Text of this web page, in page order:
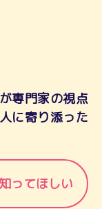
専門家の視点
に寄り添った
ってほしい